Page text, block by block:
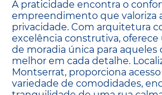
A praticidade encontra o
empreendimento que valoriza
privacidade. Com arquitetura
excelência construtiva,
de moradia única para aqueles
melhor em cada detalhe.
Montserrat, proporciona
variedade de comodidades,